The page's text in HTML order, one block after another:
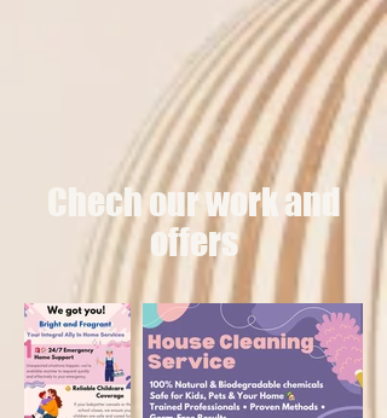
Chech our work and
offers